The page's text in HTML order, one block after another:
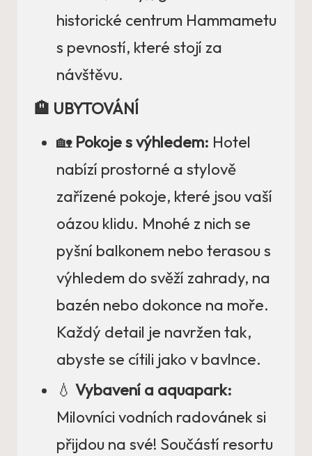
historické centrum Hammametu
s pevností, které stojí za
návštěvu.
🏨 UBYTOVÁNÍ
🏡 Pokoje s výhledem: Hotel
nabízí prostorné a stylově
zařízené pokoje, které jsou vaší
oázou klidu. Mnohé z nich se
pyšní balkonem nebo terasou s
výhledem do svěží zahrady, na
bazén nebo dokonce na moře.
Každý detail je navržen tak,
abyste se cítili jako v bavlnce.
💧 Vybavení a aquapark:
Milovníci vodních radovánek si
přijdou na své! Součástí resortu